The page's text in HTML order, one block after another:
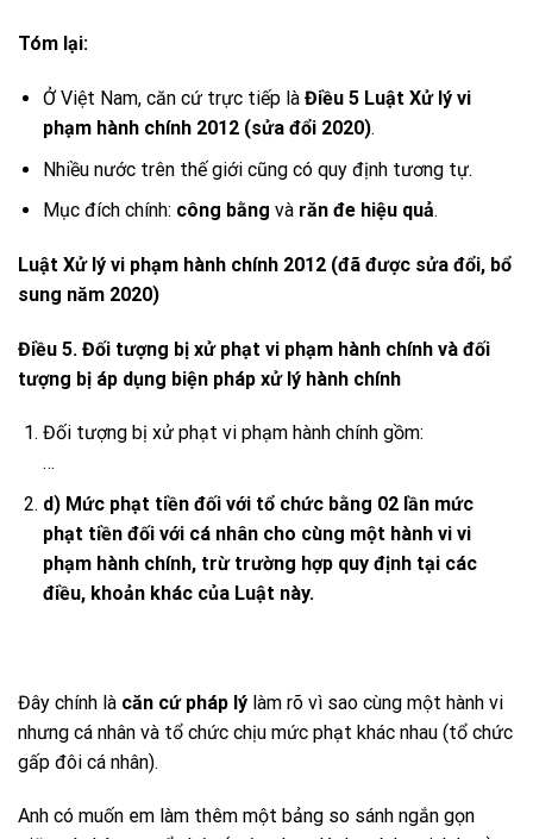
Tóm lại:
Ở Việt Nam, căn cứ trực tiếp là Điều 5 Luật Xử lý vi
phạm hành chính 2012 (sửa đổi 2020).
Nhiều nước trên thế giới cũng có quy định tương tự.
Mục đích chính: công bằng và răn đe hiệu quả.
Luật Xử lý vi phạm hành chính 2012 (đã được sửa đổi, bổ
sung năm 2020)
Điều 5. Đối tượng bị xử phạt vi phạm hành chính và đối
tượng bị áp dụng biện pháp xử lý hành chính
Đối tượng bị xử phạt vi phạm hành chính gồm:
…
d) Mức phạt tiền đối với tổ chức bằng 02 lần mức
phạt tiền đối với cá nhân cho cùng một hành vi vi
phạm hành chính, trừ trường hợp quy định tại các
điều, khoản khác của Luật này.
Đây chính là căn cứ pháp lý làm rõ vì sao cùng một hành vi
nhưng cá nhân và tổ chức chịu mức phạt khác nhau (tổ chức
gấp đôi cá nhân).
Anh có muốn em làm thêm một bảng so sánh ngắn gọn